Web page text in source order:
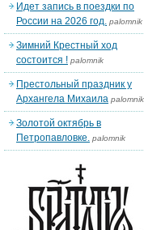
Идет запись в поездки по
России на 2026 год. palomnik
Зимний Крестный ход
состоится ! palomnik
Престольный праздник у
Архангела Михаила palomnik
Золотой октябрь в
Петропавловке. palomnik